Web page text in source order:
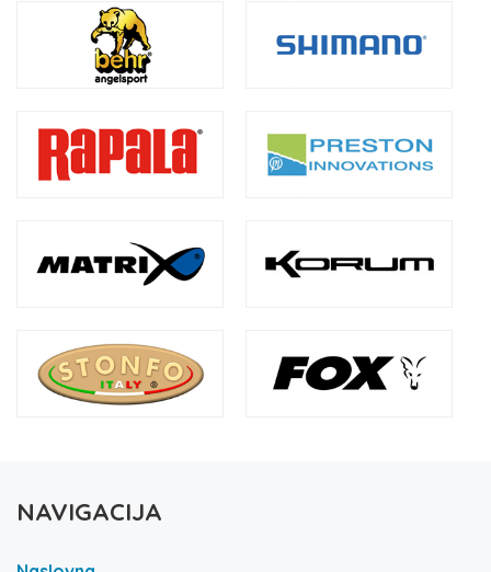
NAVIGACIJA